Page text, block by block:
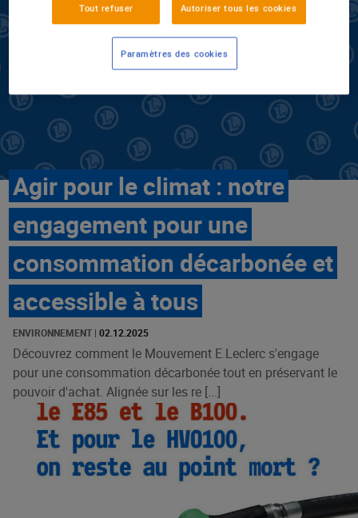
Agir pour le climat : notre
engagement pour une
consommation décarbonée et
accessible à tous
ENVIRONNEMENT | 02.12.2025
Découvrez comment le Mouvement E.Leclerc s'engage
pour une consommation décarbonée tout en préservant le
pouvoir d'achat. Alignée sur les re [...]
Tout refuser Autoriser tous les cookies
Paramètres des cookies